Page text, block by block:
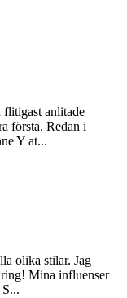
flitigast anlitade
första. Redan i
Y at...
olika stilar. Jag
Mina influenser